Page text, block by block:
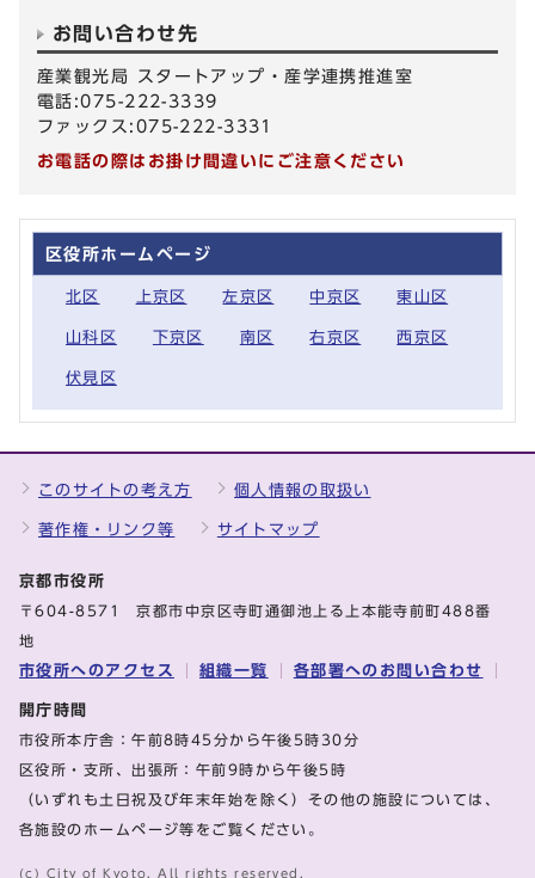
お問い合わせ先
産業観光局 スタートアップ・産学連携推進室
電話:075-222-3339
ファックス:075-222-3331
お電話の際はお掛け間違いにご注意ください
区役所ホームページ
北区 上京区 左京区 中京区 東山区
山科区 下京区 南区 右京区 西京区
伏見区
このサイトの考え方 個人情報の取扱い
著作権・リンク等 サイトマップ
京都市役所
〒604-8571 京都市中京区寺町通御池上る上本能寺前町488番
地
市役所へのアクセス 組織一覧 各部署へのお問い合わせ
開庁時間
市役所本庁舎：午前8時45分から午後5時30分
区役所・支所、出張所：午前9時から午後5時
（いずれも土日祝及び年末年始を除く）その他の施設については、
各施設のホームページ等をご覧ください。
(c) City of Kyoto. All rights reserved.